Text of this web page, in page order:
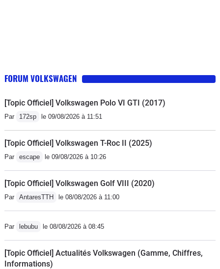
FORUM VOLKSWAGEN
[Topic Officiel] Volkswagen Polo VI GTI (2017)
Par 172sp le 09/08/2026 à 11:51
[Topic Officiel] Volkswagen T-Roc II (2025)
Par escape le 09/08/2026 à 10:26
[Topic Officiel] Volkswagen Golf VIII (2020)
Par AntaresTTH le 08/08/2026 à 11:00
Par lebubu le 08/08/2026 à 08:45
[Topic Officiel] Actualités Volkswagen (Gamme, Chiffres,
Informations)